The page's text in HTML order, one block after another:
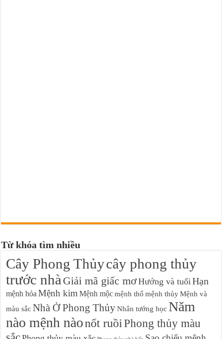
Từ khóa tìm nhiều
Cây Phong Thủycây phong thủy
trước nhà Giải mã giấc mơHướng và tuổi Hạn
mệnh hỏaMệnh kim Mệnh mộcmệnh thổ mệnh thủyMệnh và
màu sắc Nhà Ở Phong ThủyNhân tướng học Năm
nào mệnh nàonốt ruồi Phong thủy màu